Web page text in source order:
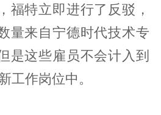
福特立即进行了反驳，
量来自宁德时代技术专
是这些雇员不会计入到
工作岗位中。